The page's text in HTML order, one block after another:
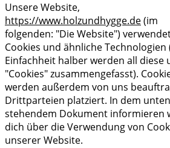
Unsere Website,
https://www.holzundhygge.de(im
folgenden: "Die Website")
Cookies und ähnliche Technologien
Einfachheit halber werden all diese
"Cookies" zusammengefasst).
werden außerdem von uns
Drittparteien platziert. In dem unten
stehendem Dokument informieren
dich über die Verwendung von
unserer Website.